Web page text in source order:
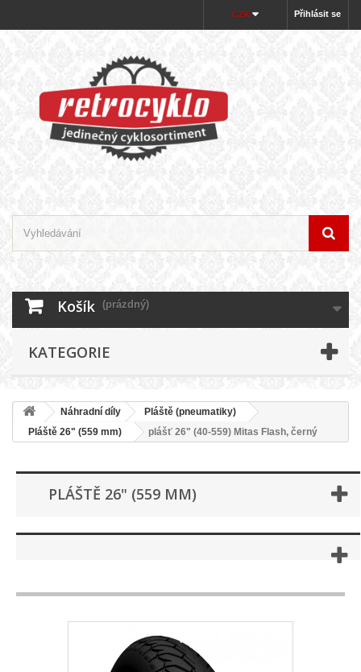
Přihlásit se
CZK
Košík (prázdný)
KATEGORIE
Náhradní díly
Pláště (pneumatiky)
Pláště 26" (559 mm)
plášť 26" (40-559) Mitas Flash, černý
PLÁŠTĚ 26" (559 MM)